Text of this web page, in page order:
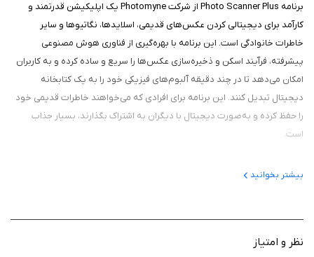
برنامه Photo Scanner Plus از شرکت Photomyne یک اپلیکیشن قدرتمند و
کارآمد برای دیجیتالی کردن عکس‌های قدیمی، اسلایدها، نگاتیوها و سایر
خاطرات خانوادگی است. این برنامه با بهره‌گیری از فناوری هوش مصنوعی
پیشرفته، فرآیند اسکن و ذخیره‌سازی عکس‌ها را سریع و ساده کرده و به کاربران
امکان می‌دهد تا در چند دقیقه آلبوم‌های فیزیکی خود را به یک کتابخانه
دیجیتال تبدیل کنند. این برنامه برای افرادی که می‌خواهند خاطرات قدیمی خود
را حفظ کرده و به‌صورت دیجیتال با دیگران به اشتراک بگذارند، بسیار جذاب
است.
این برنامه با استفاده از فناوری هوش مصنوعی، قادر است چندین عکس را در
یک شات اسکن کرده و به‌صورت خودکار مرزهای هر عکس را تشخیص دهد،
بیشتر بخوانید
نظر و امتیاز